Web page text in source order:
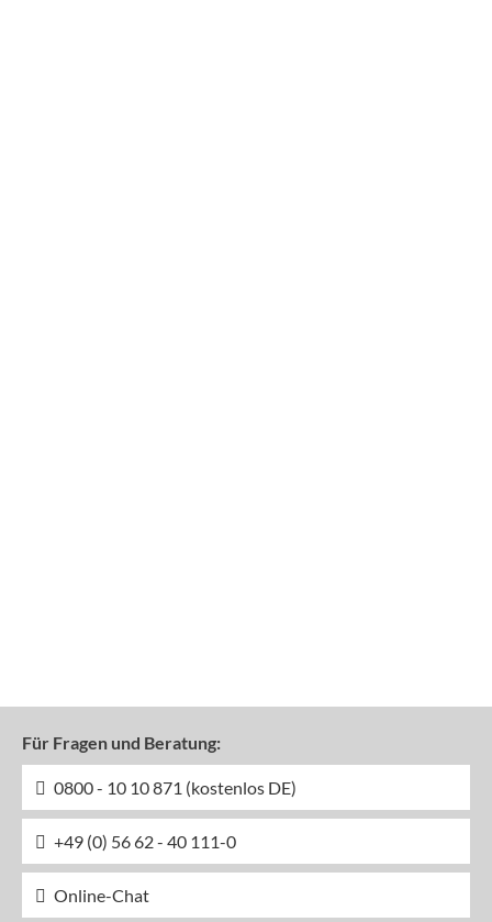
Für Fragen und Beratung:
0800 - 10 10 871 (kostenlos DE)
+49 (0) 56 62 - 40 111-0
Online-Chat